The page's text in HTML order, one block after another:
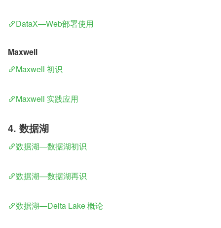
DataX—Web部署使用
Maxwell
Maxwell 初识
Maxwell 实践应用
4. 数据湖
数据湖—数据湖初识
数据湖—数据湖再识
数据湖—Delta Lake 概论